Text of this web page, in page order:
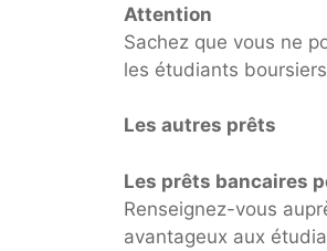
Attention
Sachez que vous ne
les étudiants
Les autres prêts
Les prêts bancaires
Renseignez-vous
avantageux aux